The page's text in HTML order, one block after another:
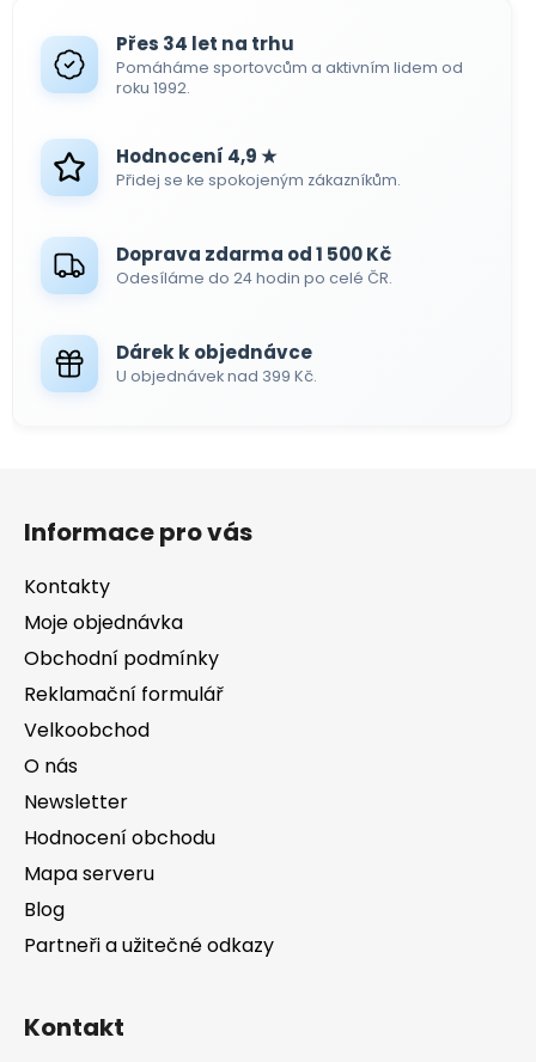
d
a
p
r
v
y
v
i
s
Přes 34 let na trhu
Pomáháme sportovcům a aktivním lidem od
roku 1992.
Hodnocení 4,9 ★
Přidej se ke spokojeným zákazníkům.
Doprava zdarma od 1 500 Kč
Odesíláme do 24 hodin po celé ČR.
Dárek k objednávce
U objednávek nad 399 Kč.
Informace pro vás
Kontakty
Moje objednávka
Obchodní podmínky
Reklamační formulář
Velkoobchod
O nás
Newsletter
Hodnocení obchodu
Mapa serveru
Blog
Partneři a užitečné odkazy
Kontakt